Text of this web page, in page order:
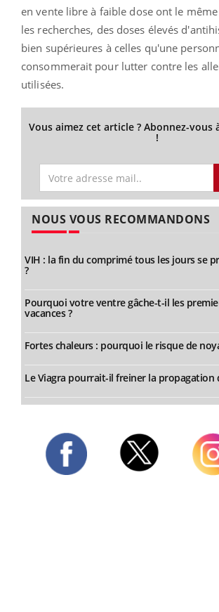
en vente libre à faible dose ont le
les recherches, des doses élevés
bien supérieures à celles qu'une
consommerait pour lutter contre les
utilisées.
Vous aimez cet article ? Abonnez-vous
!
NOUS VOUS RECOMMANDONS
VIH : la fin du comprimé tous les jours se
?
Pourquoi votre ventre gâche-t-il les
vacances ?
Fortes chaleurs : pourquoi le risque de
Le Viagra pourrait-il freiner la propagation